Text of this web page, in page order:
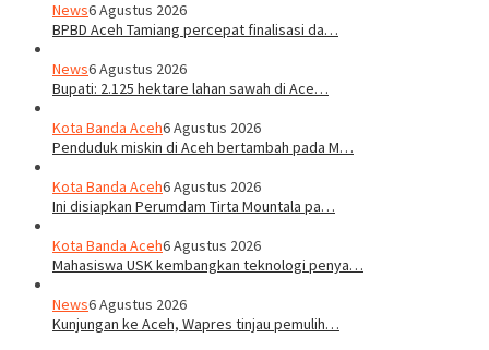
News6 Agustus 2026
BPBD Aceh Tamiang percepat finalisasi da…
News6 Agustus 2026
Bupati: 2.125 hektare lahan sawah di Ace…
Kota Banda Aceh6 Agustus 2026
Penduduk miskin di Aceh bertambah pada M…
Kota Banda Aceh6 Agustus 2026
Ini disiapkan Perumdam Tirta Mountala pa…
Kota Banda Aceh6 Agustus 2026
Mahasiswa USK kembangkan teknologi penya…
News6 Agustus 2026
Kunjungan ke Aceh, Wapres tinjau pemulih…